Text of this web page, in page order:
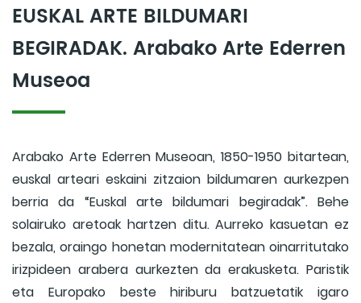
EUSKAL ARTE BILDUMARI
BEGIRADAK. Arabako Arte Ederren
Museoa
Arabako Arte Ederren Museoan, 1850-1950 bitartean,
euskal arteari eskaini zitzaion bildumaren aurkezpen
berria da “Euskal arte bildumari begiradak”. Behe
solairuko aretoak hartzen ditu. Aurreko kasuetan ez
bezala, oraingo honetan modernitatean oinarritutako
irizpideen arabera aurkezten da erakusketa. Paristik
eta Europako beste hiriburu batzuetatik igaro